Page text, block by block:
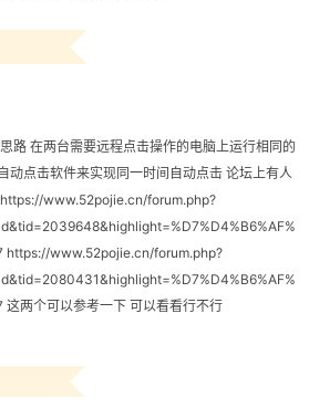
路 在两台需要远程点击操作的电脑上运行相同的
动点击软件来实现同一时间自动点击 论坛上有人
www.52pojie.cn/forum.php?
https://www.52pojie.cn/forum.php?
这两个可以参考一下 可以看看行不行